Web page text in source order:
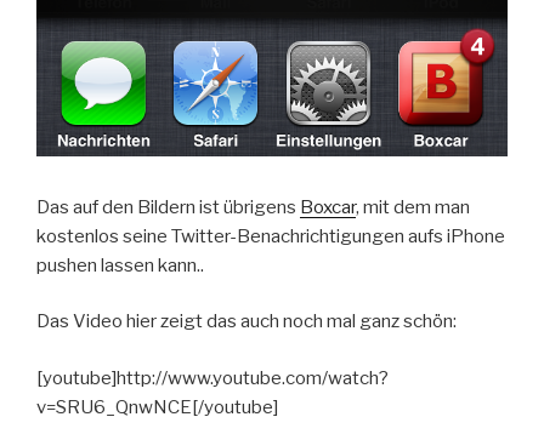
Das auf den Bildern ist übrigens Boxcar, mit dem man
kostenlos seine Twitter-Benachrichtigungen aufs iPhone
pushen lassen kann..
Das Video hier zeigt das auch noch mal ganz schön:
[youtube]http://www.youtube.com/watch?
v=SRU6_QnwNCE[/youtube]